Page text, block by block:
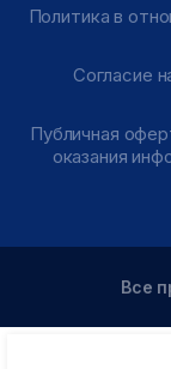
Политика в
Согласие
Публичная
оказания
Все